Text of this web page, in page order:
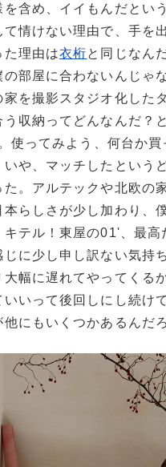
含め、イイもんだとい
情けない理由で、手を
た理由は衣桁と同じなん
部屋に合わないんじゃ
を撮影スタジオ化した
収納ってどんなんだ？
使ってみよう、何台か
や、マッチしたという
。アルテックや北欧の
らしさが少し加わり、
テル！東屋の01'、最高
に少し申し訳ない気持
幅に遅れてやってくる
いって後回しにし続け
にもいくつかあるんだ